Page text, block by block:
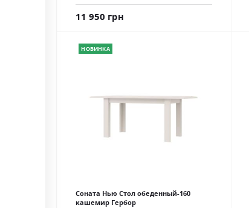
11 950 грн
НОВИНКА
Соната Нью Стол обеденный-160
кашемир Гербор